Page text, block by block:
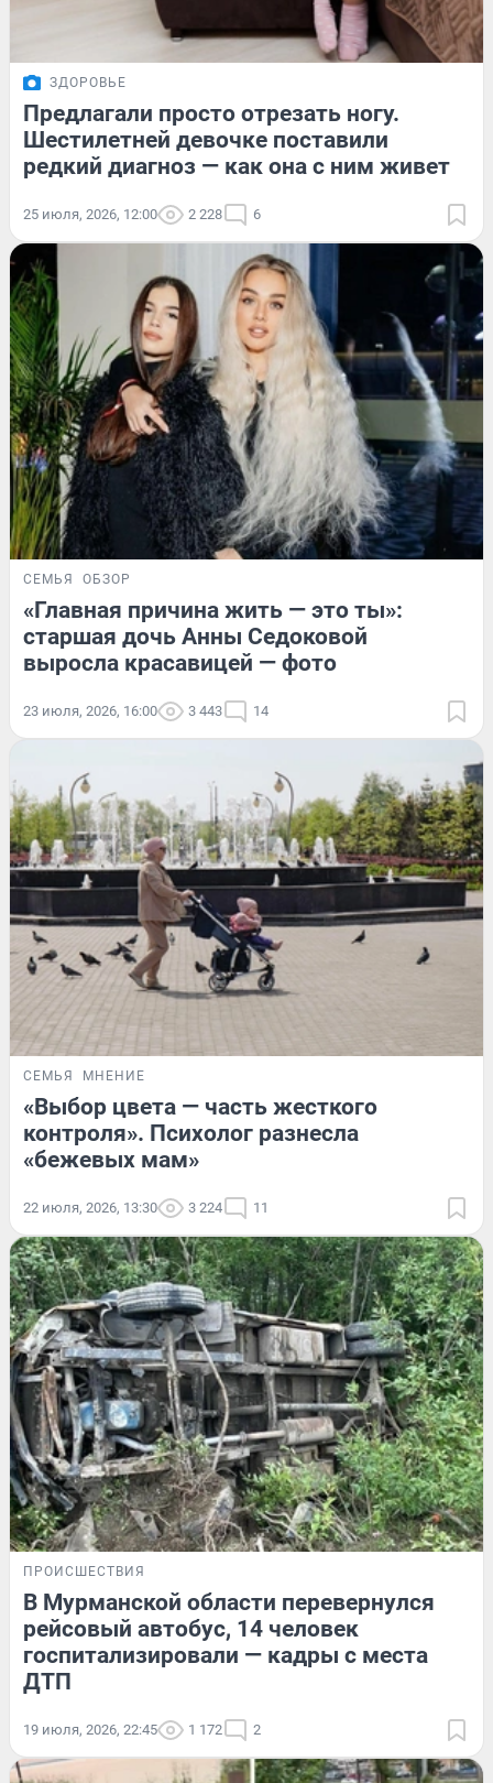
ЗДОРОВЬЕ
Предлагали просто отрезать ногу.
Шестилетней девочке поставили
редкий диагноз — как она с ним живет
25 июля, 2026, 12:00 2 228 6
СЕМЬЯ ОБЗОР
«Главная причина жить — это ты»:
старшая дочь Анны Седоковой
выросла красавицей — фото
23 июля, 2026, 16:00 3 443 14
СЕМЬЯ МНЕНИЕ
«Выбор цвета — часть жесткого
контроля». Психолог разнесла
«бежевых мам»
22 июля, 2026, 13:30 3 224 11
ПРОИСШЕСТВИЯ
В Мурманской области перевернулся
рейсовый автобус, 14 человек
госпитализировали — кадры с места
ДТП
19 июля, 2026, 22:45 1 172 2